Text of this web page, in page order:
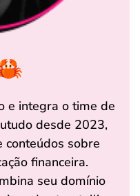
e integra o time de
desde 2023,
conteúdos sobre
financeira.
seu domínio